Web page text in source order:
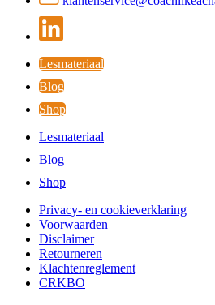
Lesmateriaal
Blog
Shop
Lesmateriaal
Blog
Shop
Privacy- en cookieverklaring
Voorwaarden
Disclaimer
Retourneren
Klachtenreglement
CRKBO